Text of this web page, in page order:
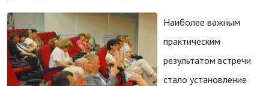
Наиболее важным
практическим
результатом встречи
стало установление